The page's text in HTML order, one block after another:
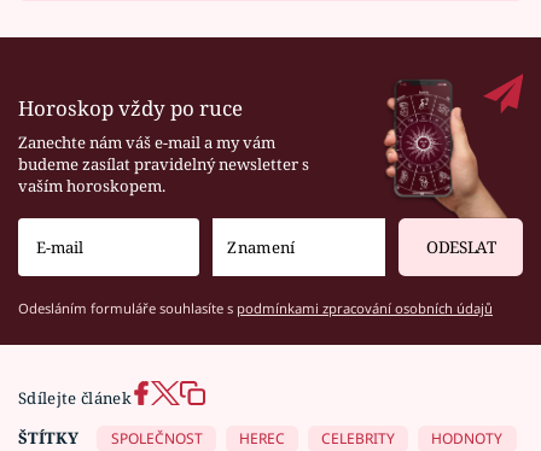
Horoskop vždy po ruce
Zanechte nám váš e-mail a my vám
budeme zasílat pravidelný newsletter s
vaším horoskopem.
ODESLAT
Odesláním formuláře souhlasíte s podmínkami zpracování osobních údajů
Sdílejte článek
ŠTÍTKY
SPOLEČNOST HEREC CELEBRITY
HODNOTY